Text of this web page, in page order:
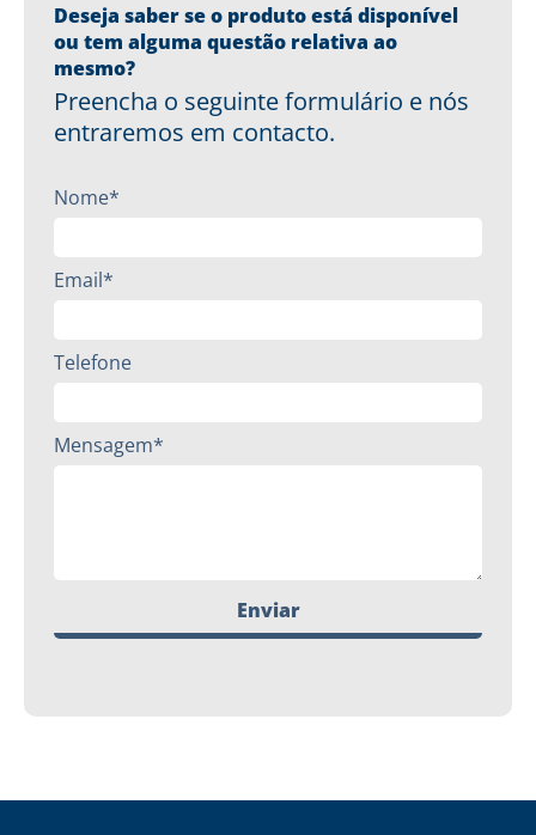
Deseja saber se o produto está disponível
ou tem alguma questão relativa ao
mesmo?
Preencha o seguinte formulário e nós
entraremos em contacto.
Nome*
Email*
Telefone
Mensagem*
Enviar